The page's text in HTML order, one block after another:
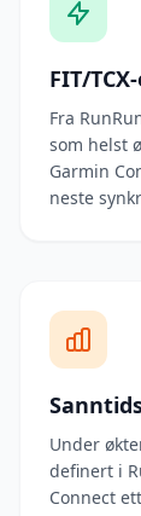
FIT/
Fra
som helst
Garmin
neste
Under
definert i
Connect